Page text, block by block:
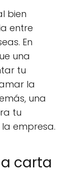
bien
entre
En
una
tu
la
una
tu
empresa.
carta